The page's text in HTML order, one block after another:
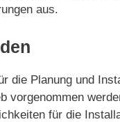
aus.
die Planung und
vorgenommen
für die